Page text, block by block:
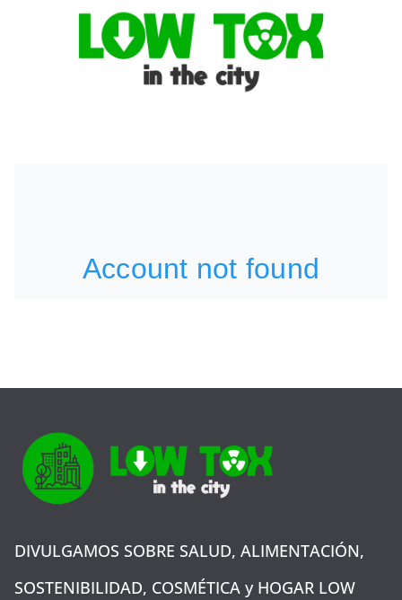
DIVULGAMOS SOBRE SALUD, ALIMENTACIÓN,
SOSTENIBILIDAD, COSMÉTICA y HOGAR LOW